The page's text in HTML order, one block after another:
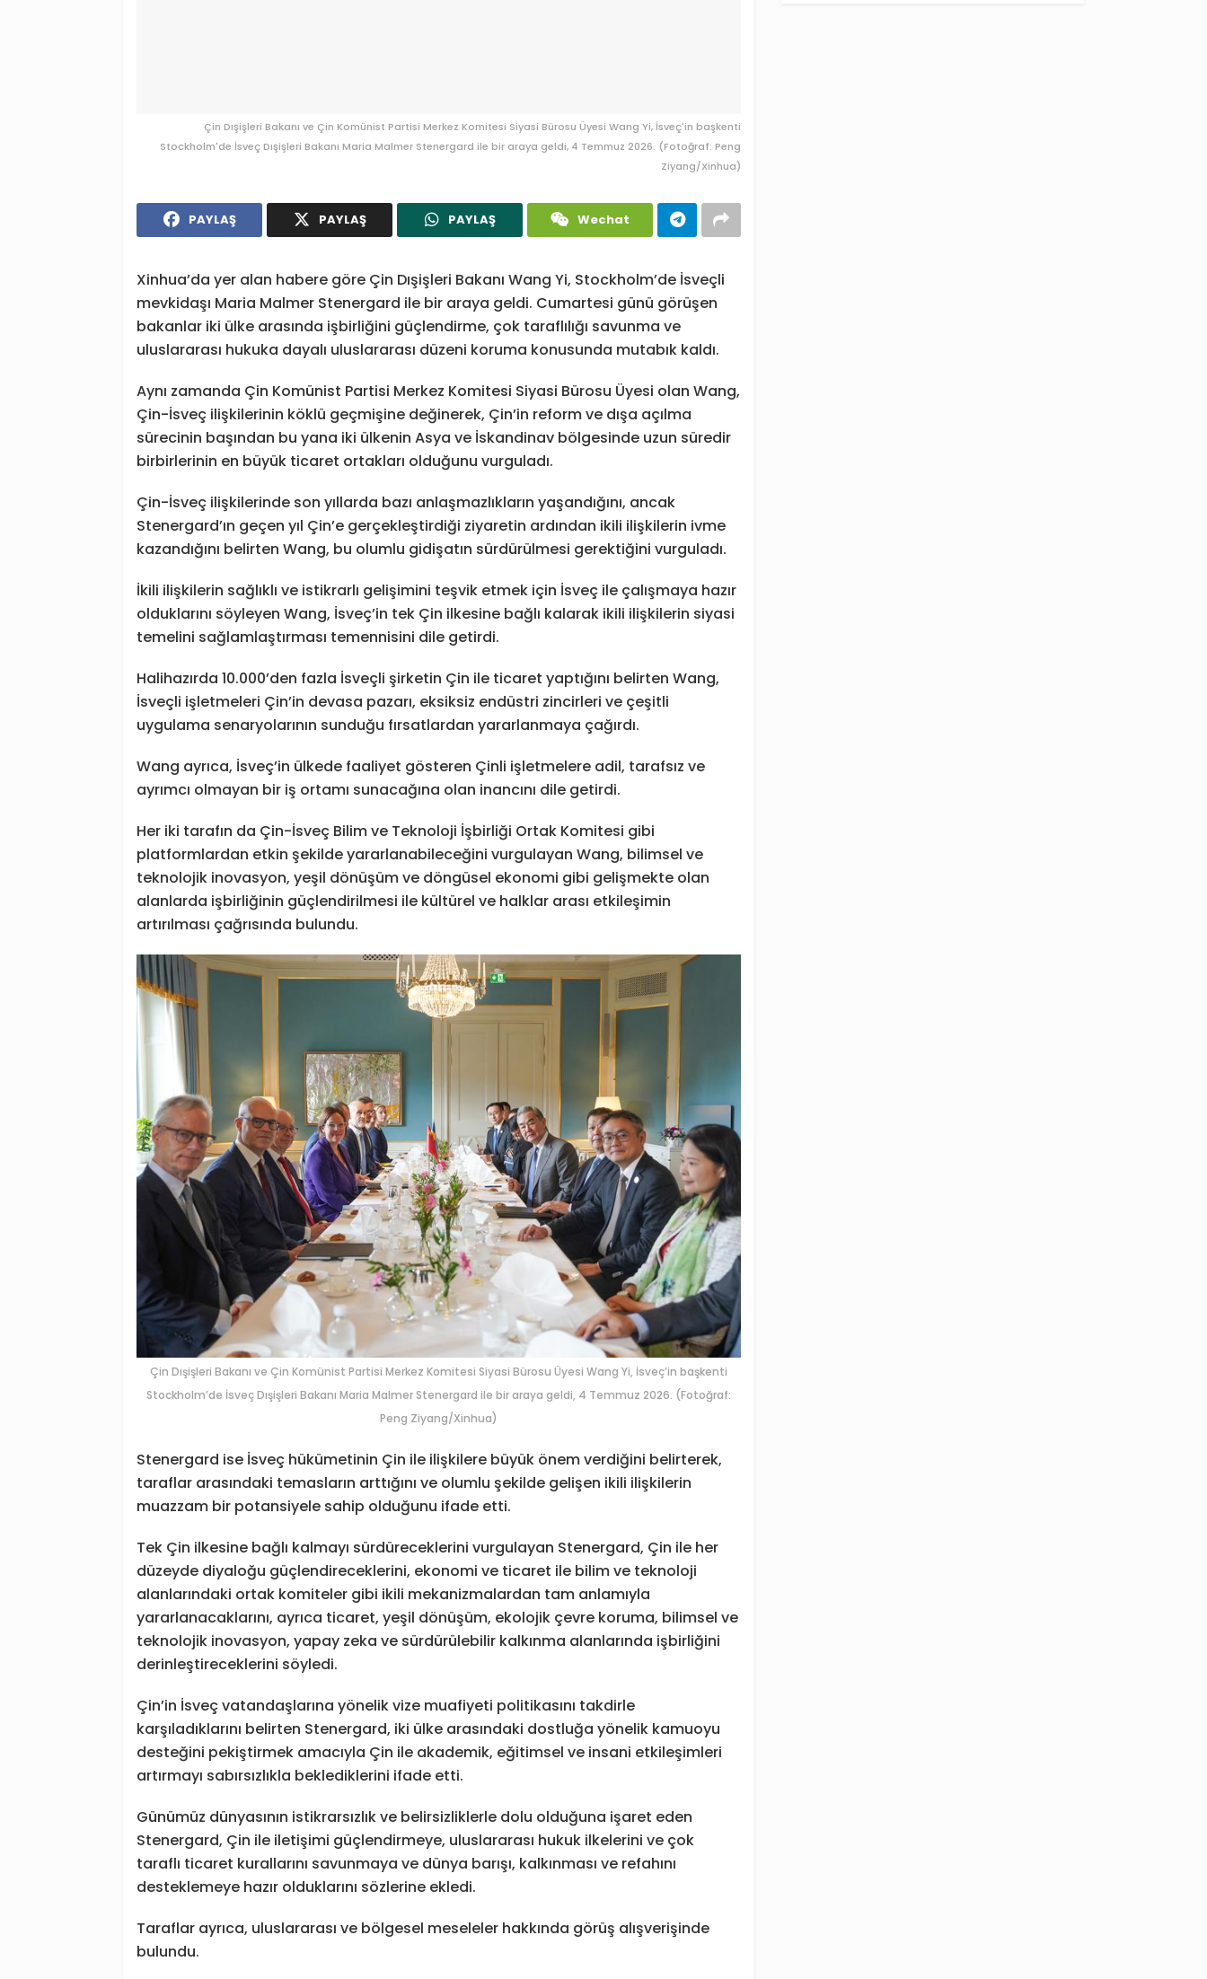
Çin Dışişleri Bakanı ve Çin Komünist Partisi Merkez Komitesi Siyasi Bürosu Üyesi Wang Yi, İsveç'in başkenti
Stockholm'de İsveç Dışişleri Bakanı Maria Malmer Stenergard ile bir araya geldi, 4 Temmuz 2026. (Fotoğraf: Peng
Ziyang/Xinhua)
PAYLAŞ PAYLAŞ PAYLAŞ Wechat
Xinhua’da yer alan habere göre Çin Dışişleri Bakanı Wang Yi, Stockholm’de İsveçli
mevkidaşı Maria Malmer Stenergard ile bir araya geldi. Cumartesi günü görüşen
bakanlar iki ülke arasında işbirliğini güçlendirme, çok taraflılığı savunma ve
uluslararası hukuka dayalı uluslararası düzeni koruma konusunda mutabık kaldı.
Aynı zamanda Çin Komünist Partisi Merkez Komitesi Siyasi Bürosu Üyesi olan Wang,
Çin-İsveç ilişkilerinin köklü geçmişine değinerek, Çin’in reform ve dışa açılma
sürecinin başından bu yana iki ülkenin Asya ve İskandinav bölgesinde uzun süredir
birbirlerinin en büyük ticaret ortakları olduğunu vurguladı.
Çin-İsveç ilişkilerinde son yıllarda bazı anlaşmazlıkların yaşandığını, ancak
Stenergard’ın geçen yıl Çin’e gerçekleştirdiği ziyaretin ardından ikili ilişkilerin ivme
kazandığını belirten Wang, bu olumlu gidişatın sürdürülmesi gerektiğini vurguladı.
İkili ilişkilerin sağlıklı ve istikrarlı gelişimini teşvik etmek için İsveç ile çalışmaya hazır
olduklarını söyleyen Wang, İsveç’in tek Çin ilkesine bağlı kalarak ikili ilişkilerin siyasi
temelini sağlamlaştırması temennisini dile getirdi.
Halihazırda 10.000’den fazla İsveçli şirketin Çin ile ticaret yaptığını belirten Wang,
İsveçli işletmeleri Çin’in devasa pazarı, eksiksiz endüstri zincirleri ve çeşitli
uygulama senaryolarının sunduğu fırsatlardan yararlanmaya çağırdı.
Wang ayrıca, İsveç’in ülkede faaliyet gösteren Çinli işletmelere adil, tarafsız ve
ayrımcı olmayan bir iş ortamı sunacağına olan inancını dile getirdi.
Her iki tarafın da Çin-İsveç Bilim ve Teknoloji İşbirliği Ortak Komitesi gibi
platformlardan etkin şekilde yararlanabileceğini vurgulayan Wang, bilimsel ve
teknolojik inovasyon, yeşil dönüşüm ve döngüsel ekonomi gibi gelişmekte olan
alanlarda işbirliğinin güçlendirilmesi ile kültürel ve halklar arası etkileşimin
artırılması çağrısında bulundu.
Çin Dışişleri Bakanı ve Çin Komünist Partisi Merkez Komitesi Siyasi Bürosu Üyesi Wang Yi, İsveç’in başkenti
Stockholm’de İsveç Dışişleri Bakanı Maria Malmer Stenergard ile bir araya geldi, 4 Temmuz 2026. (Fotoğraf:
Peng Ziyang/Xinhua)
Stenergard ise İsveç hükümetinin Çin ile ilişkilere büyük önem verdiğini belirterek,
taraflar arasındaki temasların arttığını ve olumlu şekilde gelişen ikili ilişkilerin
muazzam bir potansiyele sahip olduğunu ifade etti.
Tek Çin ilkesine bağlı kalmayı sürdüreceklerini vurgulayan Stenergard, Çin ile her
düzeyde diyaloğu güçlendireceklerini, ekonomi ve ticaret ile bilim ve teknoloji
alanlarındaki ortak komiteler gibi ikili mekanizmalardan tam anlamıyla
yararlanacaklarını, ayrıca ticaret, yeşil dönüşüm, ekolojik çevre koruma, bilimsel ve
teknolojik inovasyon, yapay zeka ve sürdürülebilir kalkınma alanlarında işbirliğini
derinleştireceklerini söyledi.
Çin’in İsveç vatandaşlarına yönelik vize muafiyeti politikasını takdirle
karşıladıklarını belirten Stenergard, iki ülke arasındaki dostluğa yönelik kamuoyu
desteğini pekiştirmek amacıyla Çin ile akademik, eğitimsel ve insani etkileşimleri
artırmayı sabırsızlıkla beklediklerini ifade etti.
Günümüz dünyasının istikrarsızlık ve belirsizliklerle dolu olduğuna işaret eden
Stenergard, Çin ile iletişimi güçlendirmeye, uluslararası hukuk ilkelerini ve çok
taraflı ticaret kurallarını savunmaya ve dünya barışı, kalkınması ve refahını
desteklemeye hazır olduklarını sözlerine ekledi.
Taraflar ayrıca, uluslararası ve bölgesel meseleler hakkında görüş alışverişinde
bulundu.